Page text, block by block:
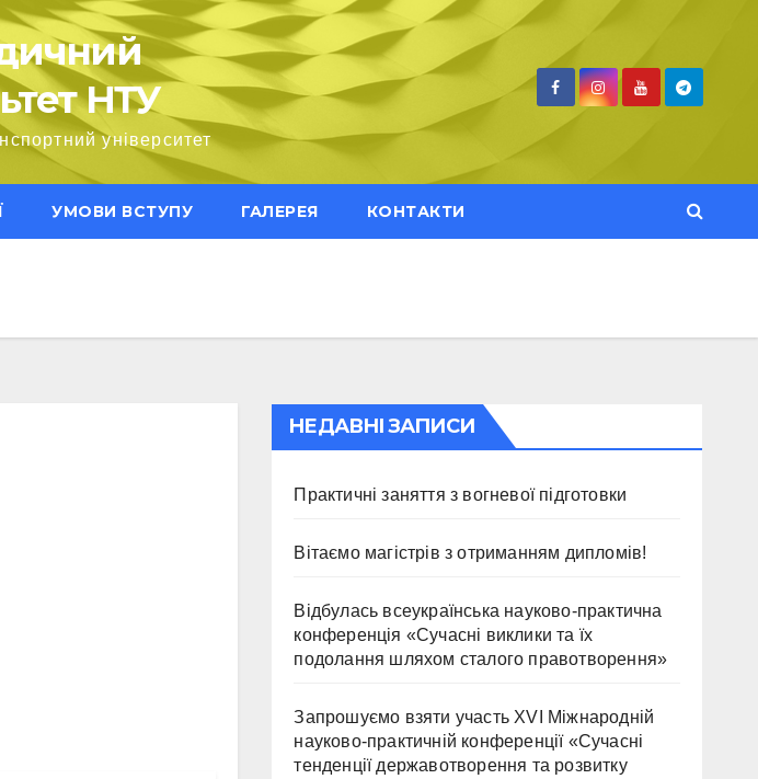
НТУ
університет
УМОВИ ВСТУПУ ГАЛЕРЕЯ КОНТАКТИ
НЕДАВНІ ЗАПИСИ
Практичні заняття з вогневої підготовки
Вітаємо магістрів з отриманням дипломів!
Відбулась всеукраїнська науково-практична
конференція «Сучасні виклики та їх
подолання шляхом сталого правотворення»
Запрошуємо взяти участь ХVІ Міжнародній
науково-практичній конференції «Сучасні
тенденції державотворення та розвитку